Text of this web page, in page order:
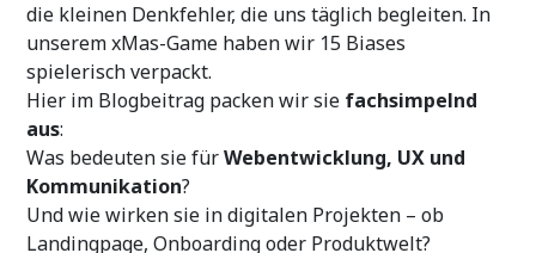
die kleinen Denkfehler, die uns täglich begleiten. In
unserem xMas-Game haben wir 15 Biases
spielerisch verpackt.
Hier im Blogbeitrag packen wir sie fachsimpelnd
aus:
Was bedeuten sie fürWebentwicklung, UX und
Kommunikation?
Und wie wirken sie in digitalen Projekten – ob
Landingpage, Onboarding oder Produktwelt?